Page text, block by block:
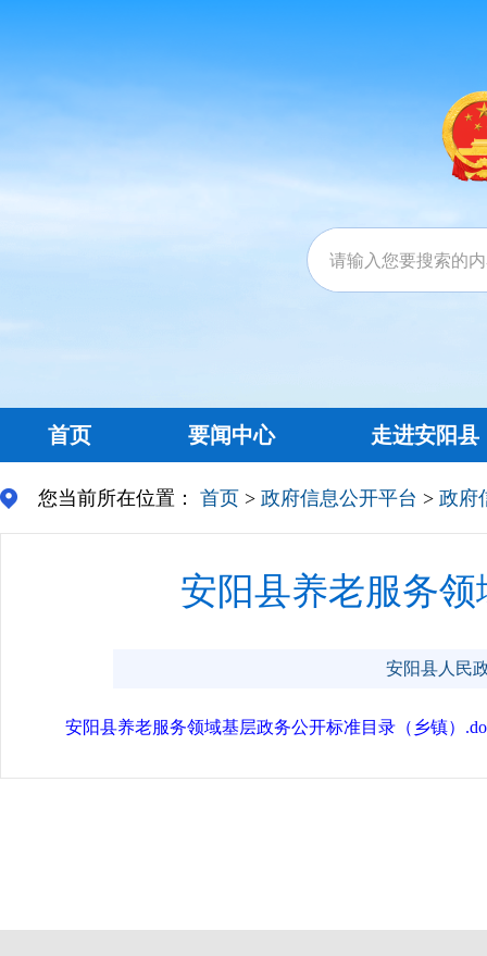
首页 要闻中心 走进安阳县
您当前所在位置： 首页 > 政府信息公开平台 > 政府
安阳县养老服务
安阳县人民
安阳县养老服务领域基层政务公开标准目录（乡镇）